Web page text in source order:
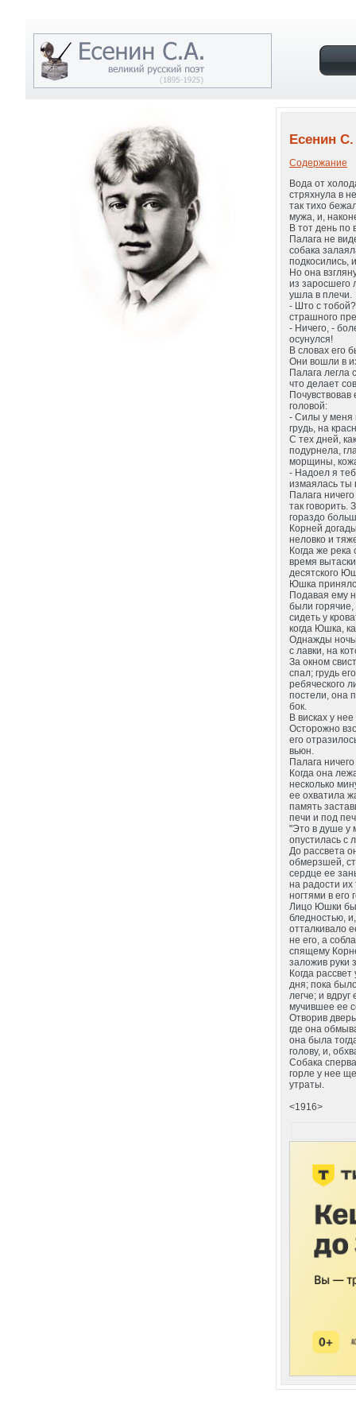
Есенин
Содержание
Вода от
стряхнула в
так тихо
мужа, и,
В тот день по
Палага не
собака
подкосились,
Но она
из заросшего
ушла в плечи.
- Што с
страшного
- Ничего, -
осунулся!
В словах его
Они вошли в
Палага легла
что делает
головой:
- Силы у меня
грудь, на
С тех дней,
подурнела,
морщины,
- Надоел я
измаялась ты
Палага
так говорить.
гораздо
Корней
неловко и
Когда же
время
десятского
Юшка
Подавая ему
были горячие,
сидеть у
когда Юшка,
Однажды
с лавки, на
За окном
спал; грудь
ребяческого
постели, она
бок.
В висках у
Осторожно
его
вьюн.
Палага
Когда она
несколько
ее охватила
память
печи и под
"Это в душе у
опустилась с
До рассвета
обмерзшей,
сердце ее
на радости их
ногтями в его
Лицо Юшки
бледностью,
отталкивало
не его, а
спящему
заложив руки
Когда
дня; пока
легче; и
мучившее ее
Отворив
где она
она была
голову, и,
Собака
горле у нее
утраты.
<1916>